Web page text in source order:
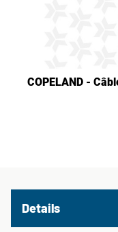
COPELAND -
Details